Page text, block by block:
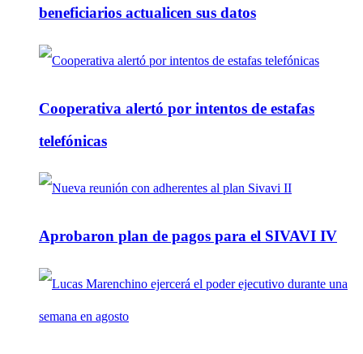
beneficiarios actualicen sus datos
Cooperativa alertó por intentos de estafas
telefónicas
Aprobaron plan de pagos para el SIVAVI IV